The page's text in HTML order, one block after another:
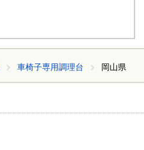
車椅子専用調理台 岡山県